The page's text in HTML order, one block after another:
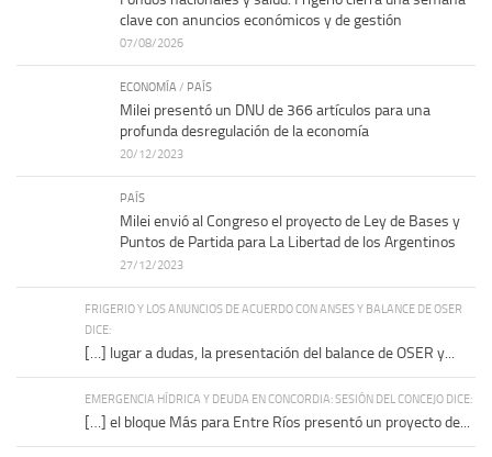
clave con anuncios económicos y de gestión
07/08/2026
ECONOMÍA / PAÍS
Milei presentó un DNU de 366 artículos para una
profunda desregulación de la economía
20/12/2023
PAÍS
Milei envió al Congreso el proyecto de Ley de Bases y
Puntos de Partida para La Libertad de los Argentinos
27/12/2023
FRIGERIO Y LOS ANUNCIOS DE ACUERDO CON ANSES Y BALANCE DE OSER
DICE:
[…] lugar a dudas, la presentación del balance de OSER y...
EMERGENCIA HÍDRICA Y DEUDA EN CONCORDIA: SESIÓN DEL CONCEJO DICE:
[…] el bloque Más para Entre Ríos presentó un proyecto de...